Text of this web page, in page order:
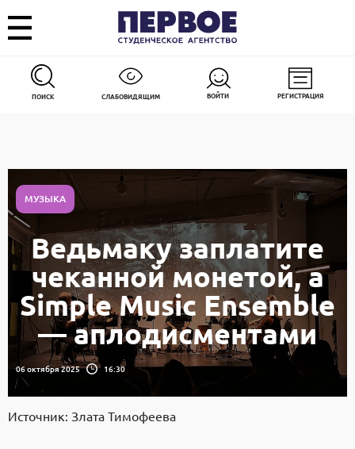
ПОИСК СЛАБОВИДЯЩИМ ВОЙТИ РЕГИСТРАЦИЯ
МУЗЫКА
Ведьмаку заплатите
чеканной монетой, а
Simple Music Ensemble
— аплодисментами
06 октября 2025 16:30
Источник: Злата Тимофеева